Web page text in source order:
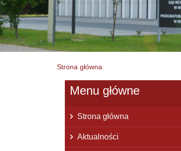
Strona główna
Menu główne
Strona główna
Aktualności